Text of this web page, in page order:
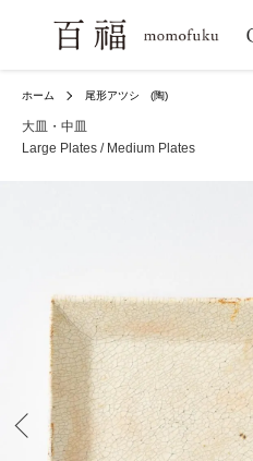
ホーム 尾形アツシ (陶)
大皿・中皿
Large Plates / Medium Plates